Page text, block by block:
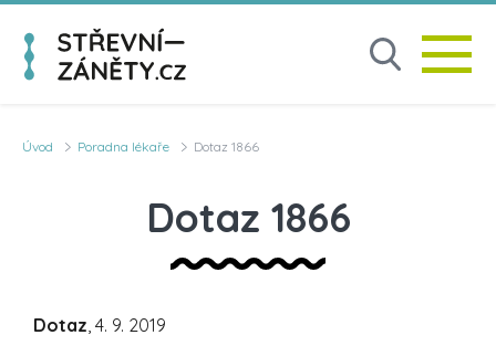
Úvod Poradna lékaře Dotaz 1866
Dotaz 1866
Dotaz, 4. 9. 2019